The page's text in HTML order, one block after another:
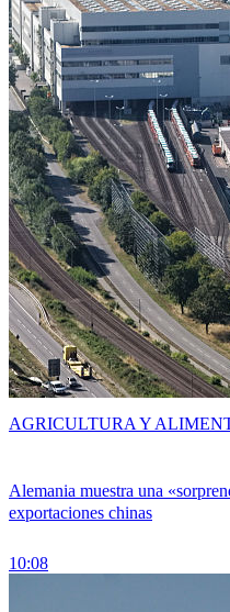
Alemania muestra una
exportaciones chinas
10:08
AGRICULTURA Y